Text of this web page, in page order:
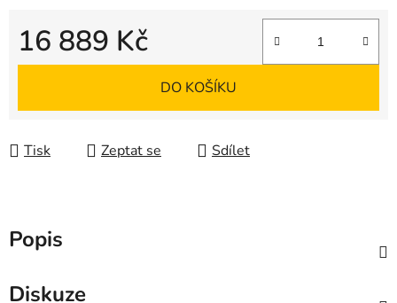
16 889 Kč
Měrná cena:
DO KOŠÍKU
Tisk Zeptat se Sdílet
Popis
Diskuze